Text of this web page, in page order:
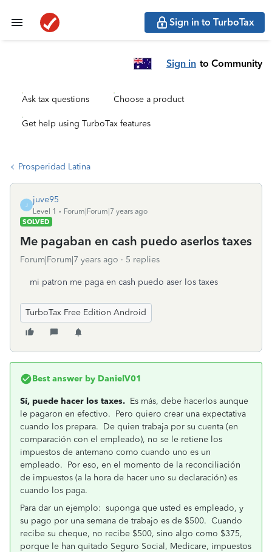
Sign in to TurboTax
Sign in to Community
Ask tax questions Choose a product
Get help using TurboTax features
Prosperidad Latina
J
juve95
Level 1
Forum|Forum|7 years ago
SOLVED
Me pagaban en cash puedo aserlos taxes
Forum|Forum|7 years ago 5 replies
mi patron me paga en cash puedo aser los taxes
TurboTax Free Edition Android
Best answer by DanielV01
Sí, puede hacer los taxes. Es más, debe hacerlos aunque
le pagaron en efectivo. Pero quiero crear una expectativa
cuando los prepara. De quien trabaja por su cuenta (en
comparación con el empleado), no se le retiene los
impuestos de antemano como cuando uno es un
empleado. Por eso, en el momento de la reconciliación
de impuestos (a la hora de hacer uno su declaración) es
cuando los paga.
Para dar un ejemplo: suponga que usted es empleado, y
su pago por una semana de trabajo es de $500. Cuando
recibe su cheque, no recibe $500, sino algo como $375,
porque le han quitado Seguro Social, Medicare, impuestos